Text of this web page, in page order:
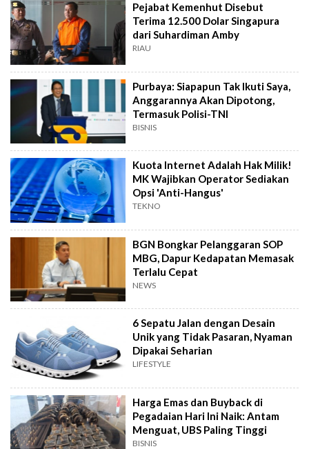
Pejabat Kemenhut Disebut
Terima 12.500 Dolar Singapura
dari Suhardiman Amby
RIAU
Purbaya: Siapapun Tak Ikuti Saya,
Anggarannya Akan Dipotong,
Termasuk Polisi-TNI
BISNIS
Kuota Internet Adalah Hak Milik!
MK Wajibkan Operator Sediakan
Opsi 'Anti-Hangus'
TEKNO
BGN Bongkar Pelanggaran SOP
MBG, Dapur Kedapatan Memasak
Terlalu Cepat
NEWS
6 Sepatu Jalan dengan Desain
Unik yang Tidak Pasaran, Nyaman
Dipakai Seharian
LIFESTYLE
Harga Emas dan Buyback di
Pegadaian Hari Ini Naik: Antam
Menguat, UBS Paling Tinggi
BISNIS